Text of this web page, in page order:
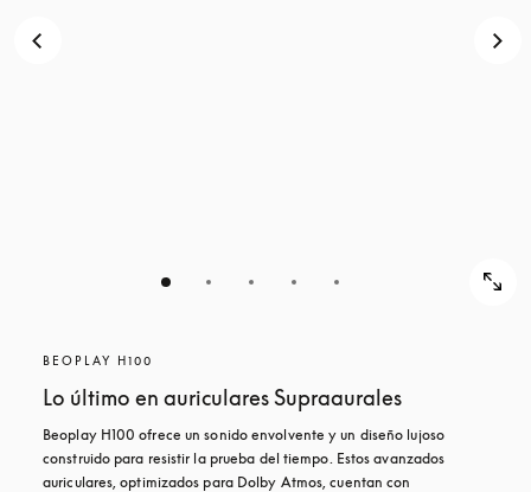
BEOPLAY H100
Lo último en auriculares Supraaurales
Beoplay H100 ofrece un sonido envolvente y un diseño lujoso
construido para resistir la prueba del tiempo. Estos avanzados
auriculares, optimizados para Dolby Atmos, cuentan con